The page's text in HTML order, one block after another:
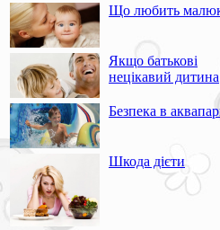
Що любить
Якщо батькові
нецікавий дитина
Безпека в
Шкода дієти